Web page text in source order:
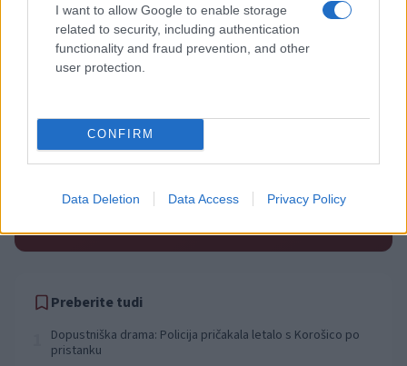
I want to allow Google to enable storage
related to security, including authentication
functionality and fraud prevention, and other
user protection.
CONFIRM
Data Deletion Data Access Privacy Policy
pred 5 urami
Izklop elektrike: 421. Nadzorništvo Ravne - Območje Podkraj
pred 5 urami
Izklop elektrike: 420. Nadzorništvo Vuzenica - Območje
Spodnja Vižinga, Vas, Št. Janž nad Radljami, Suhi Vrh, Dobrava
pred 5 urami
Izklop elektrike: 422. Nadzorništvo Vuzenica - Območje
Vuhreda
Preberite tudi
Dopustniška drama: Policija pričakala letalo s Korošico po
pristanku